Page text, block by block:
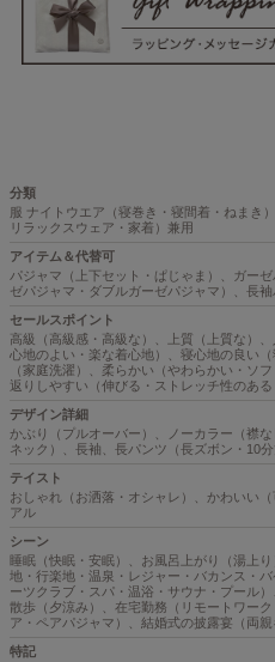
分類
服 ナイトウエア（寝巻き・寝間着・ねまき
リラックスウェア・家着）兼用
アイテム＆代替可
パジャマ（上下セット・ぱじゃま）、ガー
ゼパジャマ・ダブルガーゼパジャマ）、長袖
セールスポイント
高級（高級感・高級な）、上質（上質な）
心地のよい・楽な着心地）、寝心地の良い
（家庭洗濯）、柔らかい（やわらかい・ソ
返りしやすい（伸びる・ストレッチ性のあ
デザイン詳細
かぶり（プルオーバー）、ノーカラー（襟
ネック）、長袖、長パンツ（長ズボン・10
テイスト
おしゃれ（お洒落・オシャレ）、かわいい
アル
シーン
睡眠（快眠・安眠）、お風呂上がり（湯上
地・行楽地・温泉・レジャー・バカンス・
ーツクラブ・スパ・温浴・サウナ・プール
散歩（夕涼み）、在宅勤務（リモートワー
ア・ペアパジャマ）、結婚式の披露宴（両親
特記